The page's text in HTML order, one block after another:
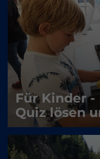
Für Kinder -
Quiz lösen